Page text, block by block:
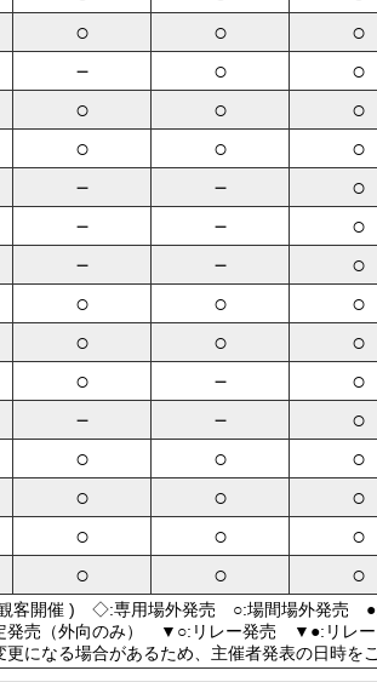
○ ○ ○
－ ○ ○
○ ○ ○
○ ○ ○
－ － ○
－ － ○
－ － ○
○ ○ ○
○ ○ ○
○ － ○
－ － ○
○ ○ ○
○ ○ ○
○ ○ ○
○ ○ ○
客開催 ) ◇:専用場外発売 ○:場間場外発売
発売（外向のみ） ▼○:リレー発売 ▼●:リレー
になる場合があるため、主催者発表の日時を